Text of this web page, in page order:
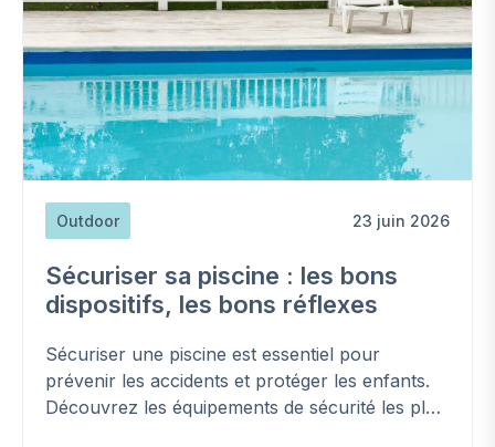
Outdoor 23 juin 2026
Sécuriser sa piscine : les bons
dispositifs, les bons réflexes
Sécuriser une piscine est essentiel pour
prévenir les accidents et protéger les enfants.
Découvrez les équipements de sécurité les plus